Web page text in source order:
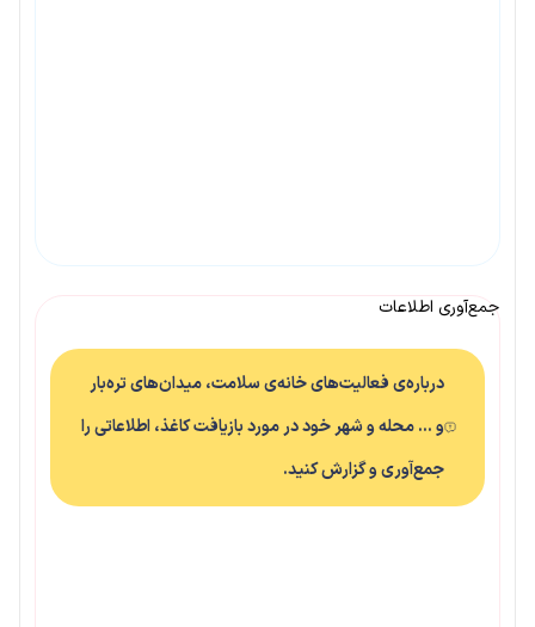
جمع‌آوری اطلاعات
درباره‌ی فعالیت‌های خانه‌ی سلامت، میدان‌های تره‌بار
و … محله و شهر خود در مورد بازیافت کاغذ، اطلاعاتی را
جمع‌آوری و گزارش کنید.